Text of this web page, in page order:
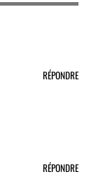
RÉPONDRE
RÉPONDRE